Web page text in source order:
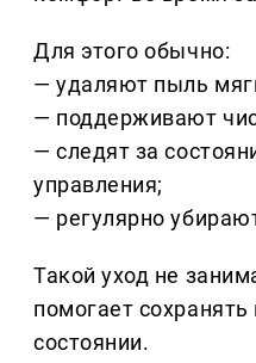
Для этого обычно:
— удаляют пыль
— поддерживают
— следят за
управления;
— регулярно
Такой уход не
помогает
состоянии.